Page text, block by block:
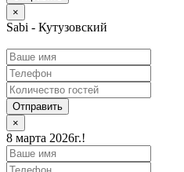
×
Sabi - Кутузовский
Отправить
×
8 марта 2026г.!